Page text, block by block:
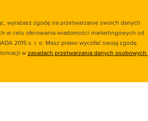
wyrażasz zgodę na przetwarzanie swoich danych
w celu oferowania wiadomości marketingowych od
2015 s. r. o. Masz prawo wycofać swoją zgodę.
wzasadach przetwarzania danych osobowych.